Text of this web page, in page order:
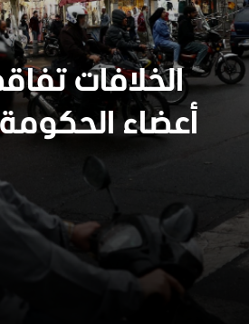
الخلافات
أعضاء الحكومة